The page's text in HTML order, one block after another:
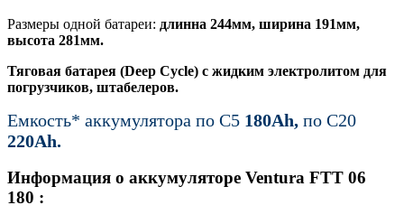
Размеры одной батареи: длинна 244мм, ширина 191мм,
высота 281мм.
Тяговая батарея (Deep Cycle) с жидким электролитом для
погрузчиков, штабелеров.
Емкость* аккумулятора по С5 180Ah, по C20
220Ah.
Информация о аккумуляторе Ventura FТT 06
180 :